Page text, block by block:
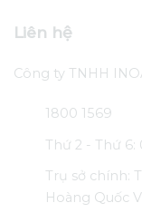
Liên hệ
Công ty TNHH
1800 1569
Thứ 2 - Thứ 6:
Trụ sở chính:
Hoàng Quốc